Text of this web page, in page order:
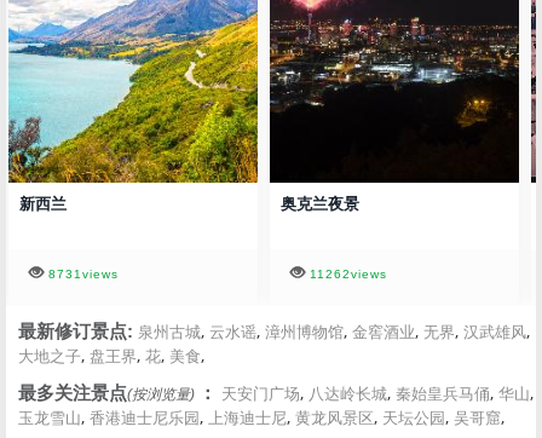
新西兰
8731views
奥克兰夜景
11262views
最新修订景点: 泉州古城, 云水谣, 漳州博物馆, 金窖酒业, 无界, 汉武雄风,
大地之子, 盘王界, 花, 美食,
最多关注景点(按浏览量) ： 天安门广场, 八达岭长城, 秦始皇兵马俑, 华山,
玉龙雪山, 香港迪士尼乐园, 上海迪士尼, 黄龙风景区, 天坛公园, 吴哥窟,